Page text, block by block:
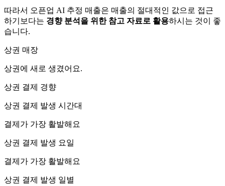
따라서 오픈업 AI 추정 매출은 매출의 절대적인 값으로 접근
하기보다는 경향 분석을 위한 참고 자료로 활용하시는 것이 좋
습니다.
상권 매장
상권에 새로 생겼어요.
상권 결제 경향
상권 결제 발생 시간대
결제가 가장 활발해요
상권 결제 발생 요일
결제가 가장 활발해요
상권 결제 발생 일별